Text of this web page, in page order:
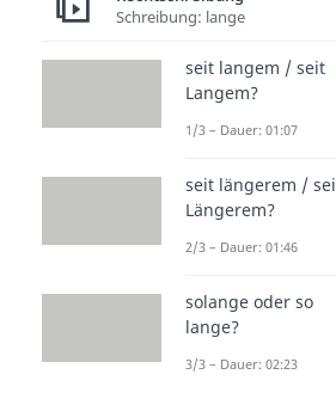
Zum Video:
zur
Beliebte
Schreibung: lange
seit langem / seit
Langem?
1/3 – Dauer: 01:07
seit längerem /
Längerem?
2/3 – Dauer: 01:46
solange oder so
lange?
3/3 – Dauer: 02:23